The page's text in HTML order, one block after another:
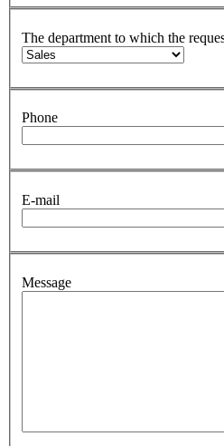
The department to which the
Phone
E-mail
Message